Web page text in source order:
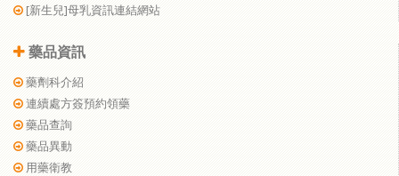
[新生兒]母乳資訊連結網站
藥品資訊
藥劑科介紹
連續處方簽預約領藥
藥品查詢
藥品異動
用藥衛教